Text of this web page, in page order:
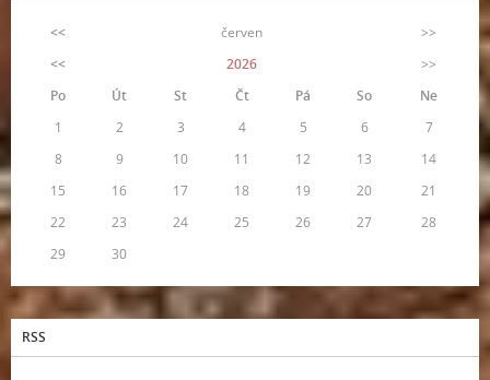
<< červen
>>
<<
2026
>>
Po
Út St Čt Pá So
Ne
1
2 3 4 5 6
7
8
9 10 11 12 13
14
15
16 17 18 19 20
21
22
23 24 25 26 27
28
29
30
RSS